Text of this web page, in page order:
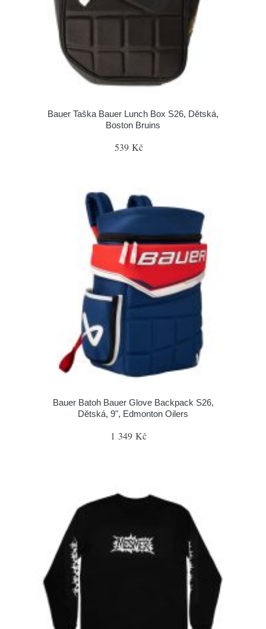
Bauer Taška Bauer Lunch Box S26, Dětská,
Boston Bruins
539 Kč
Bauer Batoh Bauer Glove Backpack S26,
Dětská, 9", Edmonton Oilers
1 349 Kč